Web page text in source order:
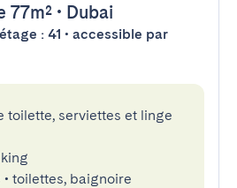
77m² • Dubai
: 41 • accessible par
toilette, serviettes et linge
• toilettes, baignoire